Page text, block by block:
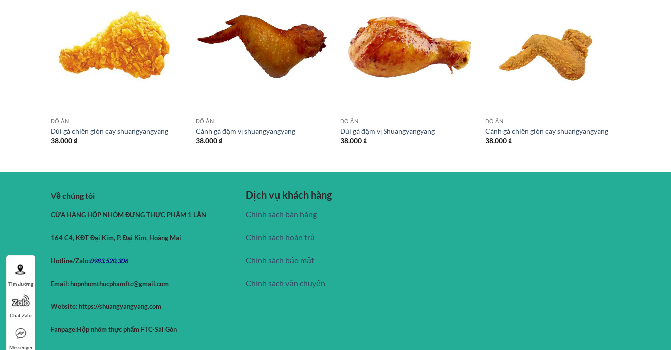
ĐỒ ĂN
Đùi gà chiên giòn cay shuangyangyang
38.000₫
ĐỒ ĂN
Cánh gà đậm vị shuangyangyang
38.000₫
ĐỒ ĂN
Đùi gà đậm vị Shuangyangyang
38.000₫
ĐỒ ĂN
Cánh gà chiên giòn cay shuangyangyang
38.000₫
Về chúng tôi
CỬA HÀNG HỘP NHÔM ĐỰNG THỰC PHẨM 1 LẦN
164 C4, KĐT Đại Kim, P. Đại Kim, Hoàng Mai
Hotline/Zalo:0983.520.306
Email: hopnhomthucphamftc@gmail.com
Website: https://shuangyangyang.com
Fanpage:Hộp nhôm thực phẩm FTC-Sài Gòn
Dịch vụ khách hàng
Chính sách bán hàng
Chính sách hoàn trả
Chính sách bảo mật
Chính sách vận chuyển
Tìm đường
Chat Zalo
Messenger